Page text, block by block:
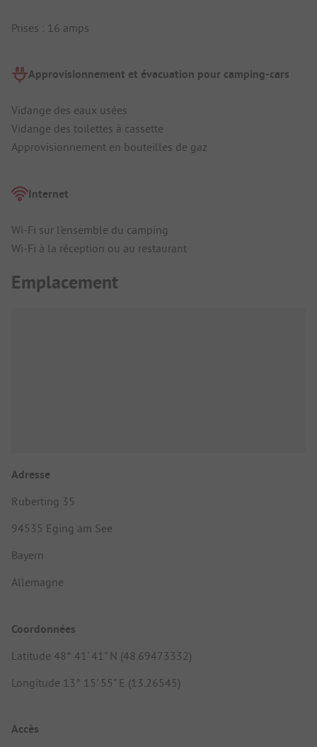
Prises : 16 amps
Approvisionnement et évacuation pour camping-cars
Vidange des eaux usées
Vidange des toilettes à cassette
Approvisionnement en bouteilles de gaz
Internet
Wi-Fi sur l'ensemble du camping
Wi-Fi à la réception ou au restaurant
Emplacement
Adresse
Ruberting 35
94535 Eging am See
Bayern
Allemagne
Coordonnées
Latitude 48° 41' 41" N (48.69473332)
Longitude 13° 15' 55" E (13.26545)
Accès